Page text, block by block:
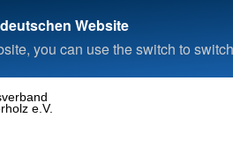
Website
you can use the switch to
e.V.